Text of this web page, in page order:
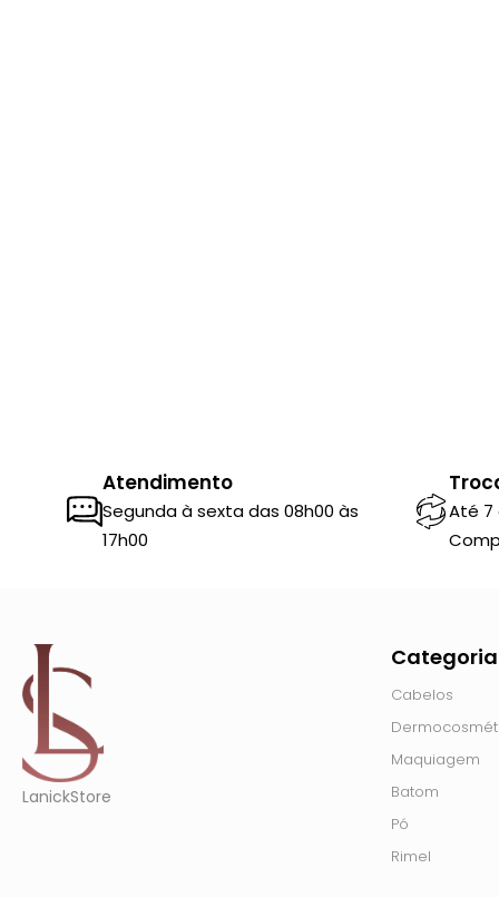
Atendimento
Segunda à sexta das 08h00 às
17h00
Até 7
LanickStore
Cabelos
Maquiagem
Batom
Pó
Rimel